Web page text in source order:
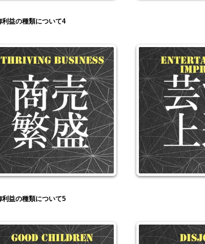
利益の種類について4
利益の種類について5